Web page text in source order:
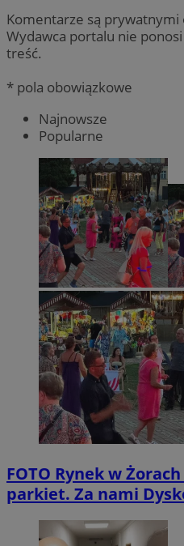
Komentarze są
Wydawca portalu nie
treść.
* pola obowiązkowe
Najnowsze
Popularne
FOTO Rynek w
parkiet. Za nami